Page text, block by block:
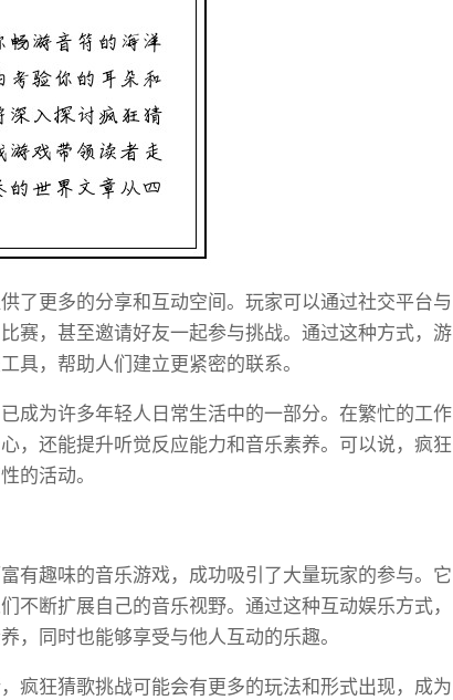
了更多的分享和互动空间。玩家可以通过社交平台与
赛，甚至邀请好友一起参与挑战。通过这种方式，游
具，帮助人们建立更紧密的联系。
成为许多年轻人日常生活中的一部分。在繁忙的工作
，还能提升听觉反应能力和音乐素养。可以说，疯狂
的活动。
有趣味的音乐游戏，成功吸引了大量玩家的参与。它
不断扩展自己的音乐视野。通过这种互动娱乐方式，
，同时也能够享受与他人互动的乐趣。
疯狂猜歌挑战可能会有更多的玩法和形式出现，成为